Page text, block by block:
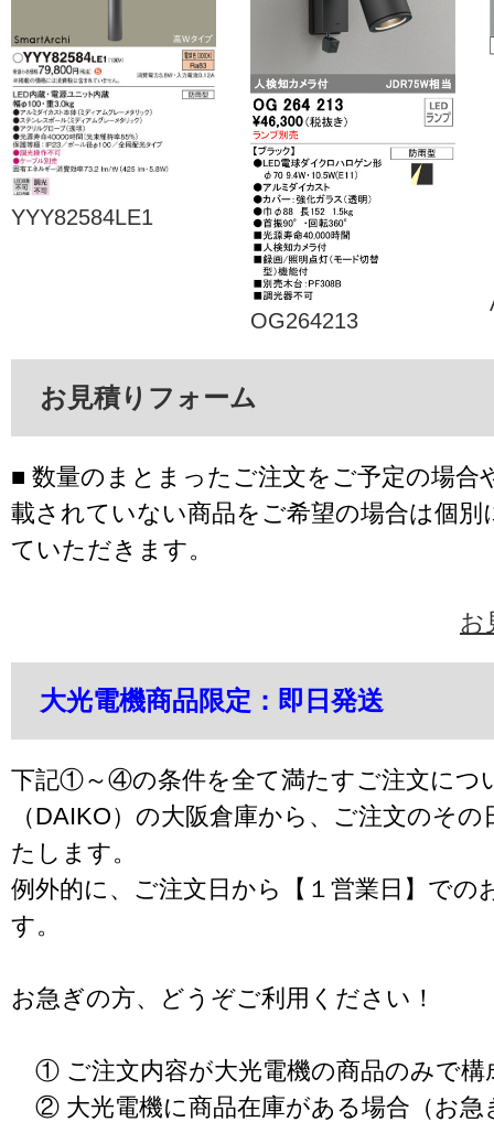
YYY82584LE1
OG264213
お見積りフォーム
■ 数量のまとまったご注文をご予定の場合
載されていない商品をご希望の場合は個別
ていただきます。
お
大光電機商品限定：即日発送
下記①～④の条件を全て満たすご注文につ
（DAIKO）の大阪倉庫から、ご注文のそ
たします。
例外的に、ご注文日から【１営業日】での
す。
お急ぎの方、どうぞご利用ください！
① ご注文内容が大光電機の商品のみで構
② 大光電機に商品在庫がある場合（お急